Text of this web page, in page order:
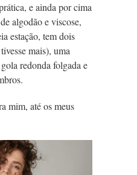
e ainda por cima
algodão e viscose,
estação, tem dois
mais), uma
redonda folgada e
mim, até os meus